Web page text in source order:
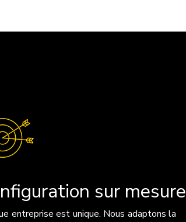
sur mesure
entreprise est unique. Nous adaptons la